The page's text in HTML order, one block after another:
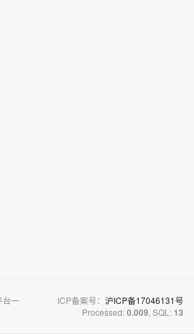
台一
ICP备案号： 沪ICP备17046131号
Processed:0.009, SQL: 13